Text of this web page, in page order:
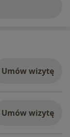
Umów wizytę
Umów wizytę